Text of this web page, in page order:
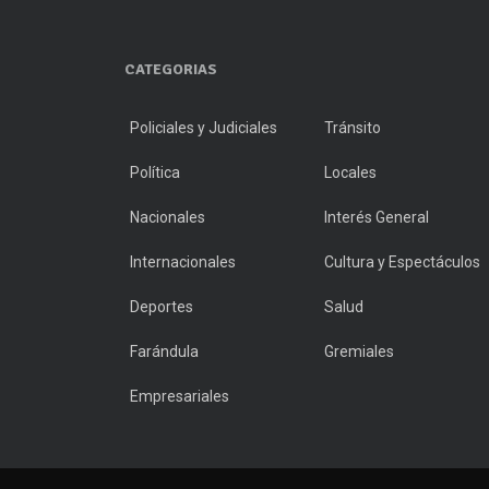
CATEGORIAS
Policiales y Judiciales Tránsito
Política Locales
Nacionales Interés General
Internacionales Cultura y Espectáculos
Deportes Salud
Farándula Gremiales
Empresariales